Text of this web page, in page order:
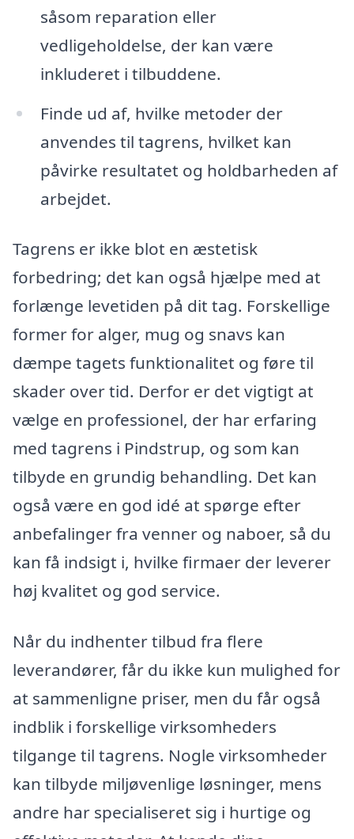
såsom reparation eller
vedligeholdelse, der kan være
inkluderet i tilbuddene.
Finde ud af, hvilke metoder der
anvendes til tagrens, hvilket kan
påvirke resultatet og holdbarheden af
arbejdet.
Tagrens er ikke blot en æstetisk
forbedring; det kan også hjælpe med at
forlænge levetiden på dit tag. Forskellige
former for alger, mug og snavs kan
dæmpe tagets funktionalitet og føre til
skader over tid. Derfor er det vigtigt at
vælge en professionel, der har erfaring
med tagrens i Pindstrup, og som kan
tilbyde en grundig behandling. Det kan
også være en god idé at spørge efter
anbefalinger fra venner og naboer, så du
kan få indsigt i, hvilke firmaer der leverer
høj kvalitet og god service.
Når du indhenter tilbud fra flere
leverandører, får du ikke kun mulighed for
at sammenligne priser, men du får også
indblik i forskellige virksomheders
tilgange til tagrens. Nogle virksomheder
kan tilbyde miljøvenlige løsninger, mens
andre har specialiseret sig i hurtige og